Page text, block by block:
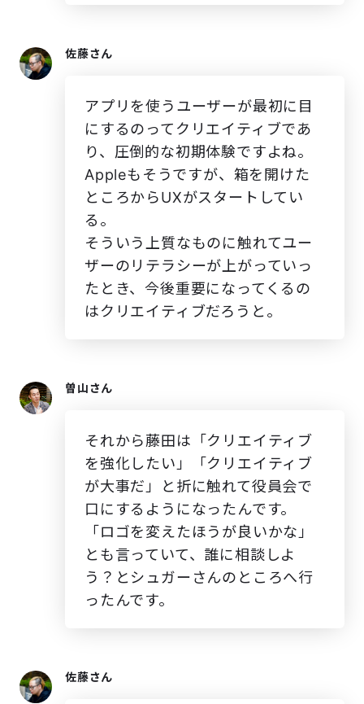
佐藤さん
アプリを使うユーザーが最初に目
にするのってクリエイティブであ
り、圧倒的な初期体験ですよね。
Appleもそうですが、箱を開けた
ところからUXがスタートしてい
る。
そういう上質なものに触れてユー
ザーのリテラシーが上がっていっ
たとき、今後重要になってくるの
はクリエイティブだろうと。
曽山さん
それから藤田は「クリエイティブ
を強化したい」「クリエイティブ
が大事だ」と折に触れて役員会で
口にするようになったんです。
「ロゴを変えたほうが良いかな」
とも言っていて、誰に相談しよ
う？とシュガーさんのところへ行
ったんです。
佐藤さん